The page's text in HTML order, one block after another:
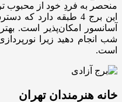
منحصر به فردِ خود از محبوب
این برج 4 طبقه دارد
آسانسور امکان‌پذیر است.
شب انجام دهید زیرا
است.
خانه هنرمندان تهران